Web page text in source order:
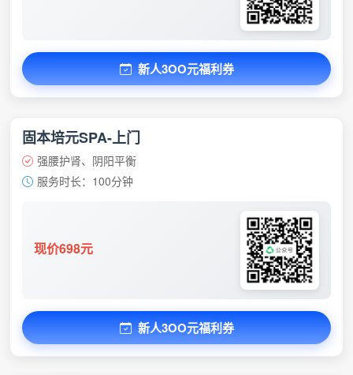
新人3OO元福利券
固本培元SPA-上门
强腰护肾、阴阳平衡
服务时长：100分钟
现价698元
新人3OO元福利券